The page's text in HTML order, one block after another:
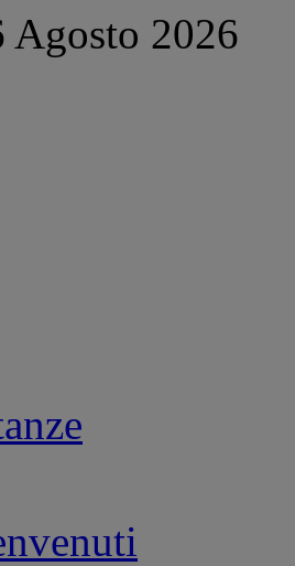
Agosto 2026